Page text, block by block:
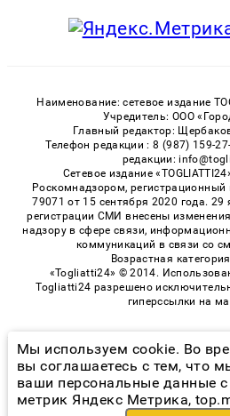
Наименование: сетевое издание
Учредитель: ООО
Главный редактор:
Телефон редакции : 8 (987) 159-
редакции:
Сетевое издание
Роскомнадзором,
79071 от 15 сентября 2020 года. 29
регистрации СМИ внесены
надзору в сфере связи,
коммуникаций в связи со
Возрастная
«Togliatti24» © 2014.
Togliatti24 разрешено
гиперссылки на
© 2026 «Togliatti24» | Все
Возрастная
Политика
Мы используем cookie. Во
вы соглашаетесь с тем, что
ваши персональные данные
метрик Яндекс Метрика,